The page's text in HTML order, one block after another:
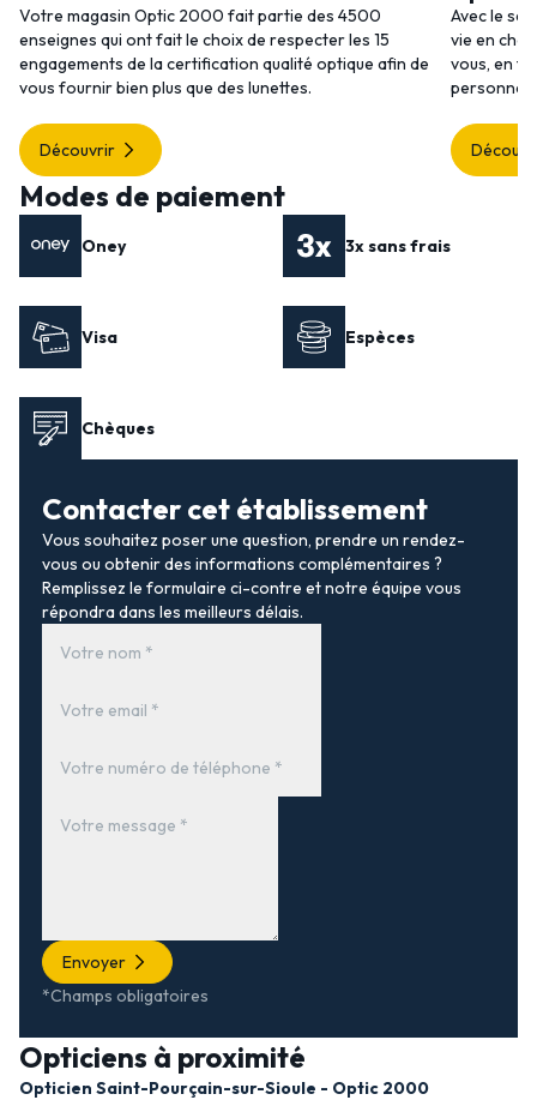
Votre magasin Optic 2000 fait partie des 4500
enseignes qui ont fait le choix de respecter les 15
engagements de la certification qualité optique afin de
vous fournir bien plus que des lunettes.
Découvrir
Avec le
vie en
vous, en
Modes de paiement
Oney 3x sans frais
Visa Espèces
Chèques
Contacter cet établissement
Vous souhaitez poser une question, prendre un rendez-
vous ou obtenir des informations complémentaires ?
Remplissez le formulaire ci-contre et notre équipe vous
répondra dans les meilleurs délais.
Envoyer
*Champs obligatoires
Opticiens à proximité
Opticien Saint-Pourçain-sur-Sioule - Optic 2000